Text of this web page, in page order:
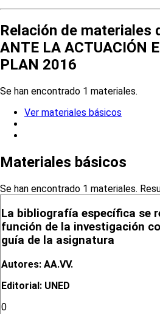
Relación de materiales
ANTE LA ACTUACIÓN
PLAN 2016
Se han encontrado 1 materiales.
Ver materiales básicos
Materiales básicos
Se han encontrado 1 materiales.
La bibliografía específica se
función de la investigación
guía de la asignatura
Autores: AA.VV.
Editorial: UNED
0